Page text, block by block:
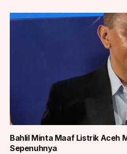
Bahlil Minta Maaf Listrik Aceh
Sepenuhnya